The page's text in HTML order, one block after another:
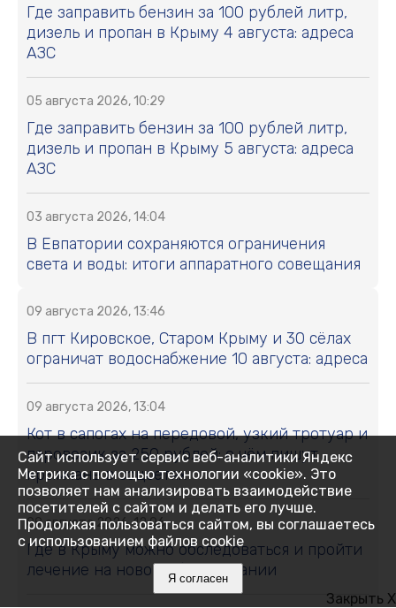
Где заправить бензин за 100 рублей литр,
дизель и пропан в Крыму 4 августа: адреса
АЗС
05 августа 2026, 10:29
Где заправить бензин за 100 рублей литр,
дизель и пропан в Крыму 5 августа: адреса
АЗС
03 августа 2026, 14:04
В Евпатории сохраняются ограничения
света и воды: итоги аппаратного совещания
09 августа 2026, 13:46
В пгт Кировское, Старом Крыму и 30 сёлах
ограничат водоснабжение 10 августа: адреса
09 августа 2026, 13:04
Кот в сапогах на передовой, узкий тротуар и
паровозик за 250 рублей: о чём пишут
крымчане в соцсетях
09 августа 2026, 12:06
Где в Крыму можно обследоваться и пройти
лечение на новом оборудовании
Закрыть X
Сайт использует сервис веб-аналитики Яндекс
Метрика с помощью технологии «cookie». Это
позволяет нам анализировать взаимодействие
посетителей с сайтом и делать его лучше.
Продолжая пользоваться сайтом, вы соглашаетесь
с использованием файлов cookie
Я согласен